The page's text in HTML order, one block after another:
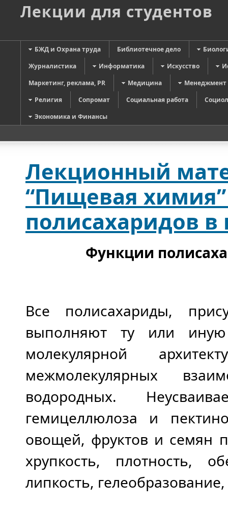
Лекции для студентов
БЖД и Охрана труда Библиотечное дело
Журналистика
Информатика Искусство
Маркетинг, реклама, PR
Медицина
Менеджмент
Религия
Сопромат Социальная работа
Экономика и Финансы
Лекционный
“Пищевая
полисахаридов
Функции
Все полисахариды,
выполняют ту или
молекулярной
межмолекулярных
водородных.
гемицеллюлоза и
овощей, фруктов и семян
хрупкость, плотность,
липкость,